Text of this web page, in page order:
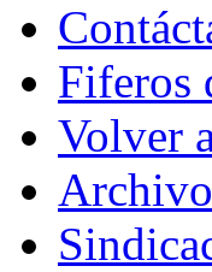
Fiferos
Volver